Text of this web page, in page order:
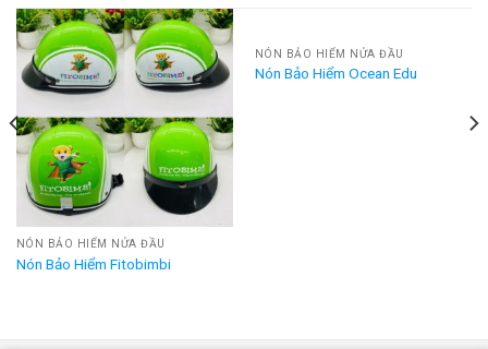
NÓN BẢO HIỂM NỬA ĐẦU
Nón Bảo Hiểm Fitobimbi
NÓN BẢO HIỂM NỬA ĐẦU
Nón Bảo Hiểm Ocean Edu